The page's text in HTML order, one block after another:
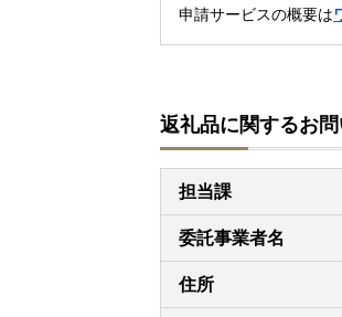
申請サービスの概要は
返礼品に関するお
担当課
委託事業者名
住所